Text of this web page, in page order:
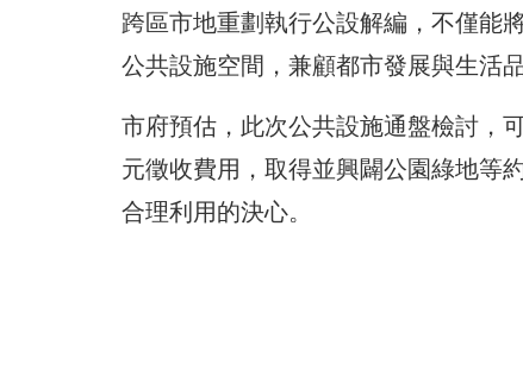
跨區市地重劃執行公設解編，不僅能
公共設施空間，兼顧都市發展與生活
市府預估，此次公共設施通盤檢討，
元徵收費用，取得並興闢公園綠地等
合理利用的決心。